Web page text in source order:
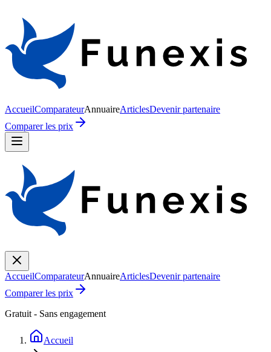
AccueilComparateurAnnuaireArticlesDevenir partenaire
Comparer les prix
AccueilComparateurAnnuaireArticlesDevenir partenaire
Comparer les prix
Gratuit - Sans engagement
Accueil